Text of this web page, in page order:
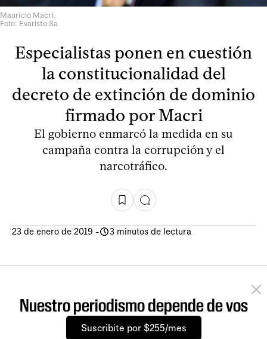
Mauricio Macri.
Foto: Evaristo Sa
Especialistas ponen en cuestión
la constitucionalidad del
decreto de extinción de dominio
firmado por Macri
El gobierno enmarcó la medida en su
campaña contra la corrupción y el
narcotráfico.
23 de enero de 2019 - 3 minutos de lectura
Nuestro periodismo depende de vos
Suscribite por $255/mes